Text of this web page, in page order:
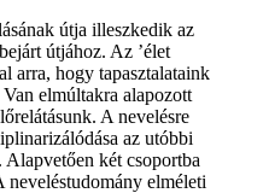
útja illeszkedik az
útjához. Az ’élet
arra, hogy tapasztalataink
elmúltakra alapozott
A nevelésre
az utóbbi
Alapvetően két csoportba
elméleti